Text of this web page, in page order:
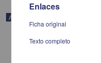
Artículo
Enlaces
Ficha original
Texto completo